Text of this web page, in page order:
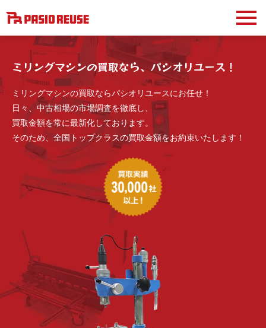
ミリングマシンの買取なら、パシオリユース！
ミリングマシンの買取ならパシオリユースにお任せ！
日々、中古相場の市場調査を徹底し、
買取金額を常に最新化しております。
そのため、全国トップクラスの買取金額をお約束いたします！